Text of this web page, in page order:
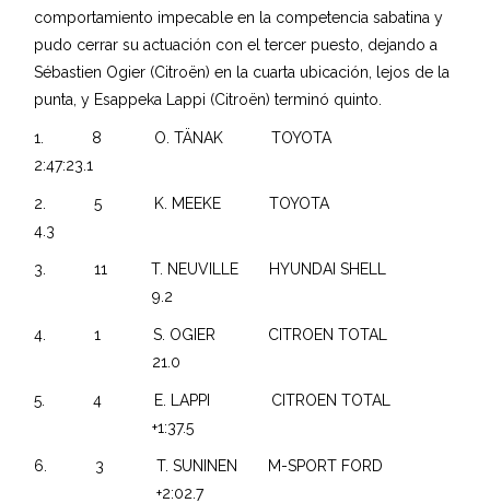
comportamiento impecable en la competencia sabatina y
pudo cerrar su actuación con el tercer puesto, dejando a
Sébastien Ogier (Citroën) en la cuarta ubicación, lejos de la
punta, y Esappeka Lappi (Citroën) terminó quinto.
1. 8 O. TÄNAK TOYOTA
2:47:23.1
2. 5 K. MEEKE TOYOTA
4.3
3. 11 T. NEUVILLE HYUNDAI SHELL
9.2
4. 1 S. OGIER CITROEN TOTAL
21.0
5. 4 E. LAPPI CITROEN TOTAL
+1:37.5
6. 3 T. SUNINEN M-SPORT FORD
+2:02.7